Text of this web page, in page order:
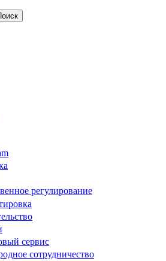
регулирование
сервис
сотрудничество